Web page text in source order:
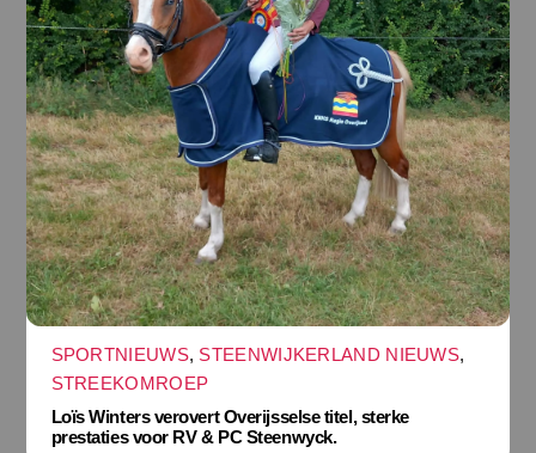
SPORTNIEUWS, STEENWIJKERLAND NIEUWS,
STREEKOMROEP
Loïs Winters verovert Overijsselse titel, sterke
prestaties voor RV & PC Steenwyck.